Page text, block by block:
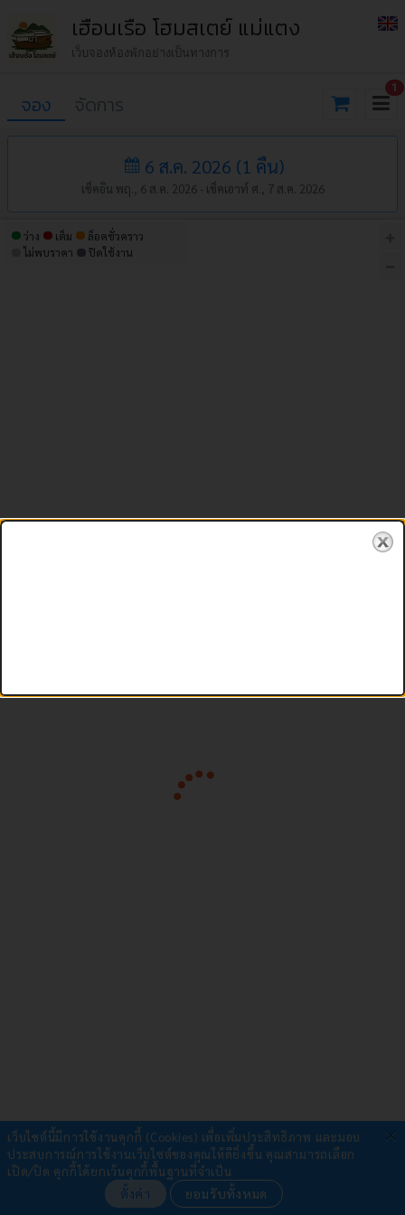
เฮือนเรือ โฮมสเตย์ แม่แตง
เว็บจองห้องพักอย่างเป็นทางการ
จอง จัดการ
1
6 ส.ค. 2026 (1 คืน)
เช็คอิน พฤ., 6 ส.ค. 2026 - เช็คเอาท์ ศ., 7 ส.ค. 2026
ว่าง เต็ม
ล็อคชั่วคราว
ไม่พบราคา
ปิดใช้งาน
รับชำระผ่าน
เว็บไซต์นี้มีการใช้งานคุกกี้ (Cookies) เพื่อเพิ่มประสิทธิภาพ และมอบ
ประสบการณ์การใช้งานเว็บไซต์ของคุณให้ดียิ่งขึ้น คุณสามารถเลือก
เปิด/ปิด คุกกี้ได้ยกเว้นคุกกี้พื้นฐานที่จำเป็น
ตั้งค่า ยอมรับทั้งหมด